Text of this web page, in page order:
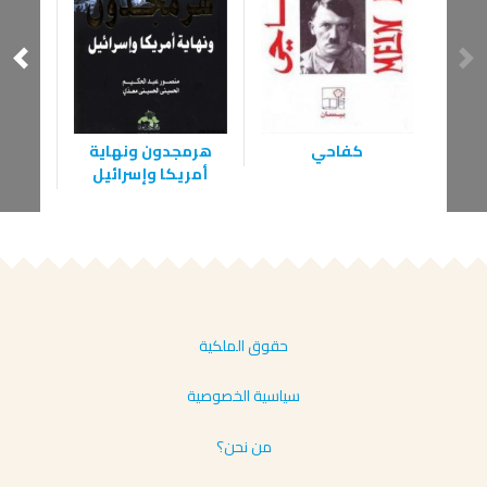
كفاحي
هرمجدون ونهاية
أمريكا وإسرائيل
حقوق الملكية
سياسية الخصوصية
من نحن؟